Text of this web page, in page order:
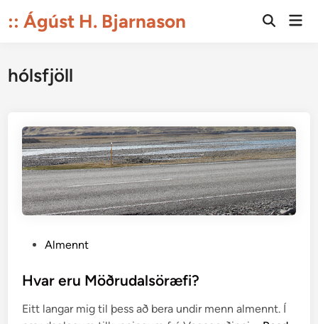
to:: Ágúst H. Bjarnason
Open
hólsfjöll
s
e
Almennt
Hvar eru Möðrudalsöræfi?
Eitt langar mig til þess að bera undir menn almennt. Í